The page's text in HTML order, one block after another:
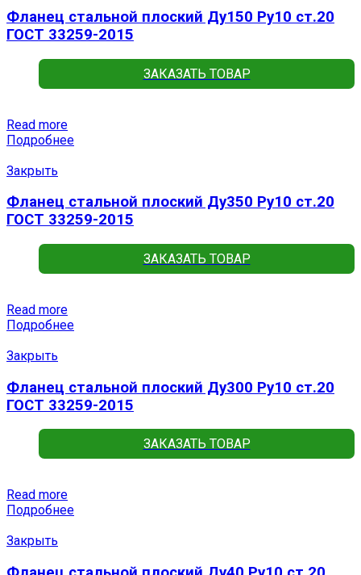
Фланец стальной плоский Ду150 Ру10 ст.20
ГОСТ 33259-2015
ЗАКАЗАТЬ ТОВАР
Read more
Подробнее
Закрыть
Фланец стальной плоский Ду350 Ру10 ст.20
ГОСТ 33259-2015
ЗАКАЗАТЬ ТОВАР
Read more
Подробнее
Закрыть
Фланец стальной плоский Ду300 Ру10 ст.20
ГОСТ 33259-2015
ЗАКАЗАТЬ ТОВАР
Read more
Подробнее
Закрыть